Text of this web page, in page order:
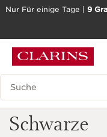
Nur Für einige Tage | 9
Legende suchen
Schwarze